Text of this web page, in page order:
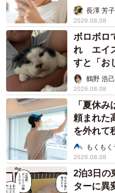
今回のことはあくまで
ことであり、医学的、
音楽観賞用のイヤホン
するものではありませ
ちんと医療機関を受診
■夏樹さんのブログ
■夏樹さんの
解説】長澤 芳子
2026.08.08
ボロボロ
れ エイ
すと「お
鶴野 浩己
2026.08.08
「夏休
頼まれた
を外れて
説】もくも
2026.08.08
2泊3日の
ターに異